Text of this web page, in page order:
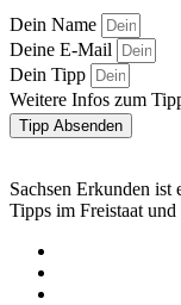
Dein Name
Deine E-Mail
Dein Tipp
Weitere Infos zum
Tipp Absenden
Sachsen Erkunden ist
Tipps im Freistaat